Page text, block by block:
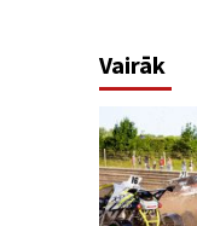
Vairāk